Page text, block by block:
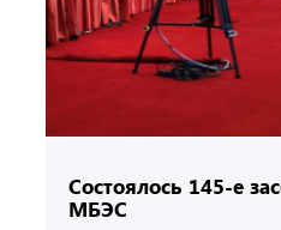
Состоялось 145-е
МБЭС